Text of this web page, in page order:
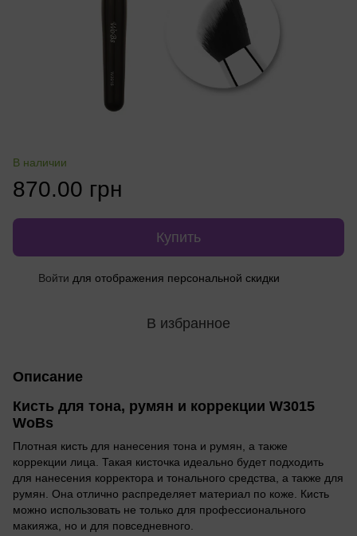
В наличии
870.00 грн
Купить
Войти для отображения персональной скидки
В избранное
Описание
Кисть для тона, румян и коррекции W3015
WoBs
Плотная кисть для нанесения тона и румян, а также
коррекции лица. Такая кисточка идеально будет подходить
для нанесения корректора и тонального средства, а также для
румян. Она отлично распределяет материал по коже. Кисть
можно использовать не только для профессионального
макияжа, но и для повседневного.